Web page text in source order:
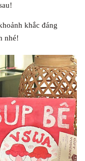
khắc đáng
nhé!